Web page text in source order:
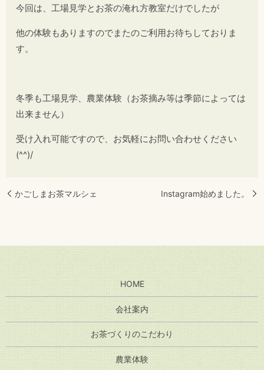
今回は、工場見学とお茶の淹れ方教室だけでしたが
他の体験もありますのでまたのご利用お待ちしておりま
す。
冬季も工場見学、農業体験（お茶摘み等は季節によっては
出来ません）
受け入れ可能ですので、お気軽にお問い合わせください
(^^)/
かごしまお茶マルシェ Instagram始めました。
HOME
会社案内
お茶づくりのこだわり
農業体験